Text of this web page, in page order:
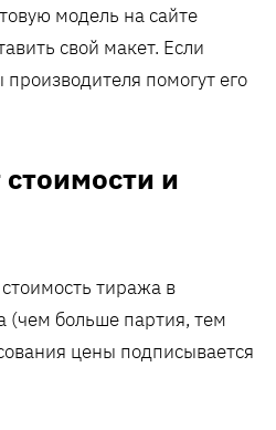
модель на сайте
свой макет. Если
помогут его
и
тиража в
(чем больше партия, тем
цены подписывается